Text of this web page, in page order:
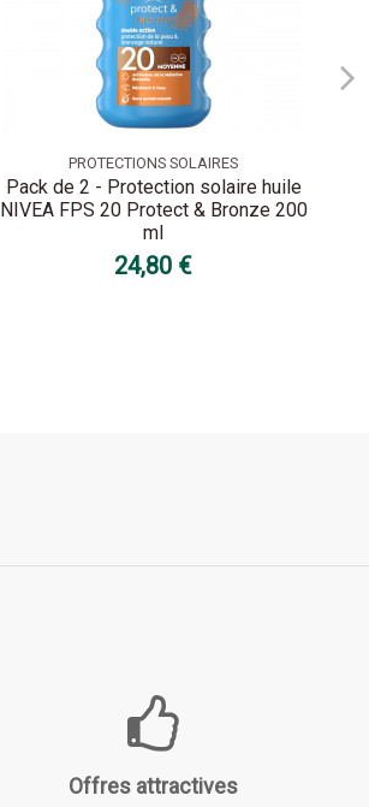
PROTECTIONS SOLAIRES
Pack de 2 - Protection solaire huile
NIVEA FPS 20 Protect & Bronze 200
ml
24,80 €
Offres attractives